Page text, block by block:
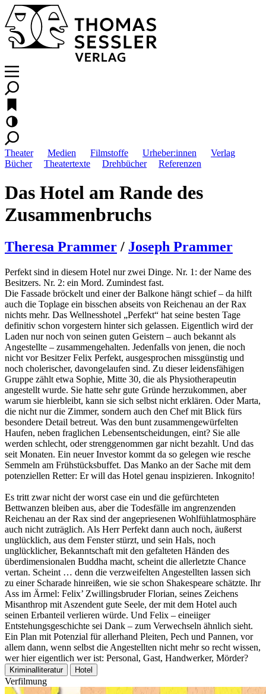
Theater Medien Filmstoffe Urheber:innen
Verlag
Bücher
Theatertexte Drehbücher Referenzen
Das Hotel am Rande des
Zusammenbruchs
Theresa Prammer / Joseph Prammer
Perfekt sind in diesem Hotel nur zwei Dinge. Nr. 1: der Name des
Besitzers. Nr. 2: ein Mord. Zumindest fast.
Die Fassade bröckelt und einer der Balkone hängt schief – da hilft
auch die Toplage ein bisschen abseits von Reichenau an der Rax
nichts mehr. Das Wellnesshotel „Perfekt“ hat seine besten Tage
definitiv schon vorgestern hinter sich gelassen. Eigentlich wird der
Laden nur noch von seinen guten Geistern – auch bekannt als
Angestellte – zusammengehalten. Jedenfalls von jenen, die noch
nicht vor Besitzer Felix Perfekt, ausgesprochen missgünstig und
noch cholerischer, davongelaufen sind. Zu dieser leidensfähigen
Gruppe zählt etwa Sophie, Mitte 30, die als Physiotherapeutin
angestellt wurde. Sie hatte sehr gute Gründe herzukommen, aber
warum sie hierbleibt, kann sie sich selbst nicht erklären. Oder Marta,
die nicht nur die Zimmer, sondern auch den Chef mit Blick fürs
besondere Detail betreut. Was den bunt zusammengewürfelten
Haufen, neben fraglichen Lebensentscheidungen, eint? Sie alle
werden schlecht, oder strenggenommen gar nicht bezahlt. Und das
seit Monaten. Ein neuer Investor kommt da so gelegen wie resche
Semmeln am Frühstücksbuffet. Das Manko an der Sache mit dem
potenziellen Retter: Er will das Hotel genau inspizieren. Inkognito!
Es tritt zwar nicht der worst case ein und die gefürchteten
Bettwanzen bleiben aus, aber die Todesfälle im angrenzenden
Reichenau an der Rax sind der angepriesenen Wohlfühlatmosphäre
auch nicht zuträglich. Als Herr Perfekt dann auch noch, äußerst
unglücklich, aus dem Fenster stürzt, und sein Hals, noch
unglücklicher, Bekanntschaft mit den gefalteten Händen des
überdimensionalen Buddha macht, scheint die allerletzte Chance
vertan. Scheint … denn die verzweifelten Angestellten lassen sich
zu einer Scharade hinreißen, wie sie schon Shakespeare schätzte. Ihr
Ass im Ärmel: Felix’ Zwillingsbruder Florian, seines Zeichens
Misanthrop mit Aszendent gute Seele, der mit dem Hotel auch
seinen Erbanteil verlieren würde. Und Felix – eineiiger
Entstehungsgeschichte sei Dank – zum Verwechseln ähnlich sieht.
Ein Plan mit Potenzial für allerhand Pleiten, Pech und Pannen, vor
allem dann, wenn selbst die Angestellten nicht mehr so recht wissen,
wer hier eigentlich wer ist: Personal, Gast, Handwerker, Mörder?
Kriminalliteratur Hotel
Verfilmung